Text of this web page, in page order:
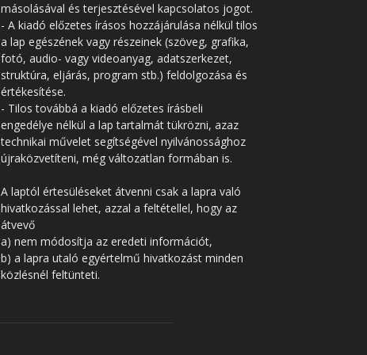
másolásával és terjesztésével kapcsolatos jogot.
- A kiadó előzetes írásos hozzájárulása nélkül tilos
a lap egészének vagy részeinek (szöveg, grafika,
fotó, audio- vagy videoanyag, adatszerkezet,
struktúra, eljárás, program stb.) feldolgozása és
értékesítése.
- Tilos továbbá a kiadó előzetes írásbeli
engedélye nélkül a lap tartalmát tükrözni, azaz
technikai művelet segítségével nyilvánossághoz
újraközvetíteni, még változatlan formában is.
A laptól értesüléseket átvenni csak a lapra való
hivatkozással lehet, azzal a feltétellel, hogy az
átvevő
a) nem módosítja az eredeti információt,
b) a lapra utaló egyértelmű hivatkozást minden
közlésnél feltünteti.